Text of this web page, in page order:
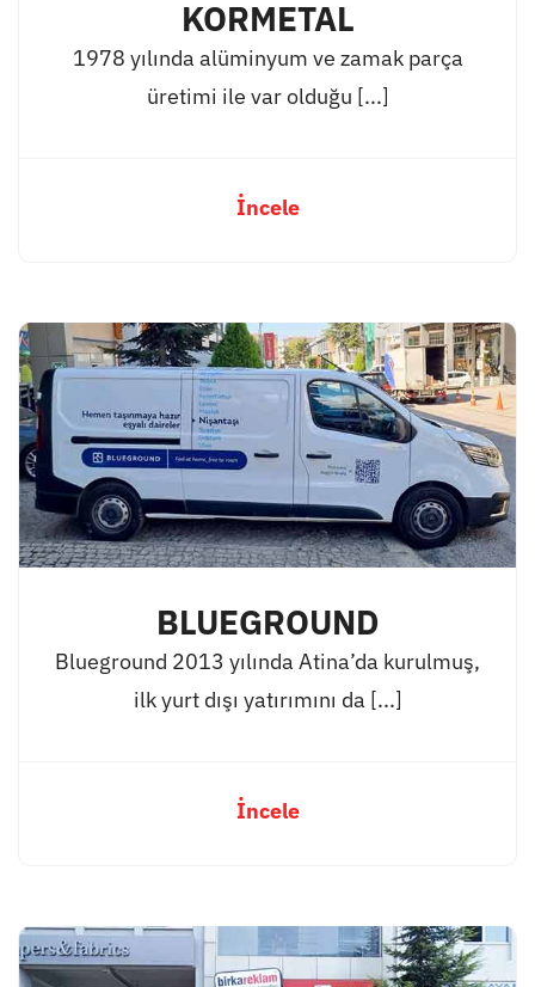
KORMETAL
1978 yılında alüminyum ve zamak parça
üretimi ile var olduğu [...]
İncele
BLUEGROUND
Blueground 2013 yılında Atina’da kurulmuş,
ilk yurt dışı yatırımını da [...]
İncele